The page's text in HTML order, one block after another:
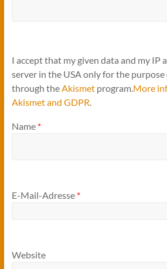
I accept that my given data and my IP
server in the USA only for the
through the Akismetprogram. More
Akismet and GDPR
Name *
E-Mail-Adresse *
Website